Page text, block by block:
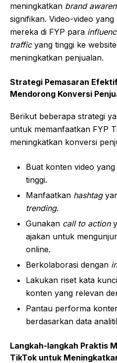
meningkatkan brand
signifikan. Video-video
mereka di FYP para
trafficyang tinggi ke
meningkatkan penjualan.
Strategi Pemasaran
Mendorong Konversi
Berikut beberapa strategi
untuk memanfaatkan FYP
meningkatkan konversi
Buat konten video
tinggi.
Manfaatkan hashtag
trending.
Gunakan call to action
ajakan untuk
online.
Berkolaborasi dengan
Lakukan riset kata
konten yang relevan
Pantau performa
berdasarkan data
Langkah-langkah Praktis
TikTok untuk